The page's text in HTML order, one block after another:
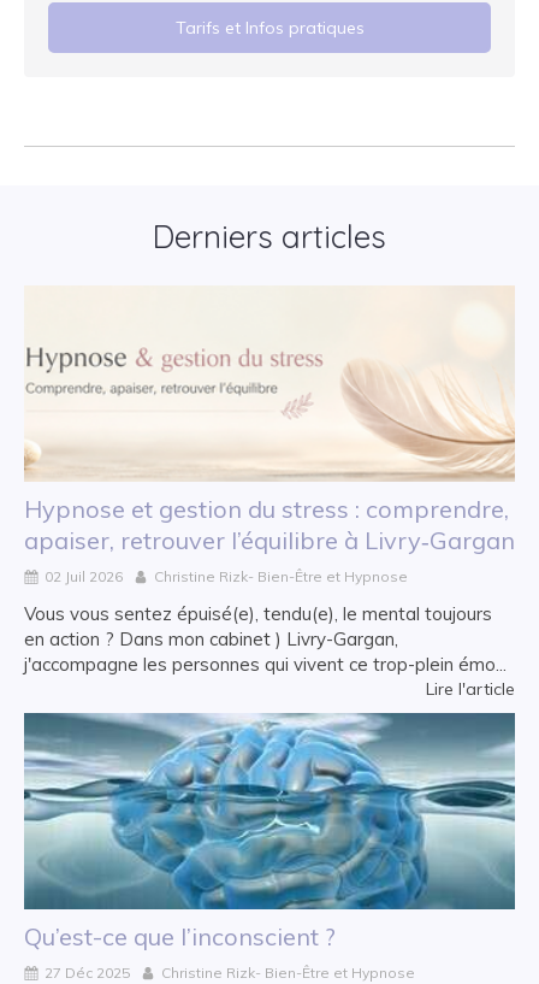
Tarifs et Infos pratiques
Derniers articles
Hypnose et gestion du stress : comprendre,
apaiser, retrouver l’équilibre à Livry‑Gargan
02 Juil 2026 Christine Rizk- Bien-Être et Hypnose
Vous vous sentez épuisé(e), tendu(e), le mental toujours
en action ? Dans mon cabinet ) Livry-Gargan,
j'accompagne les personnes qui vivent ce trop-plein émo...
Lire l'article
Qu’est-ce que l’inconscient ?
27 Déc 2025 Christine Rizk- Bien-Être et Hypnose